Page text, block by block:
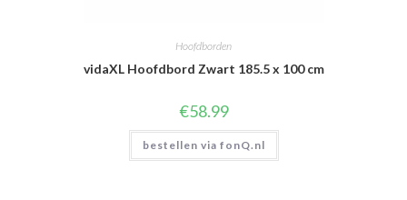
Hoofdborden
vidaXL Hoofdbord Zwart 185.5 x 100 cm
€58.99
bestellen via fonQ.nl